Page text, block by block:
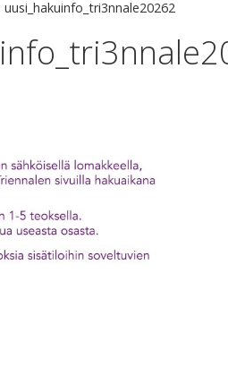
uusi_hakuinfo_tri3nnale20262